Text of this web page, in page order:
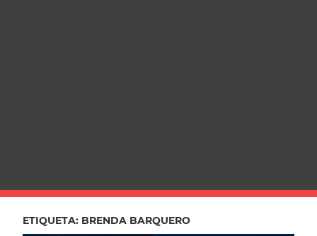
ETIQUETA: BRENDA BARQUERO